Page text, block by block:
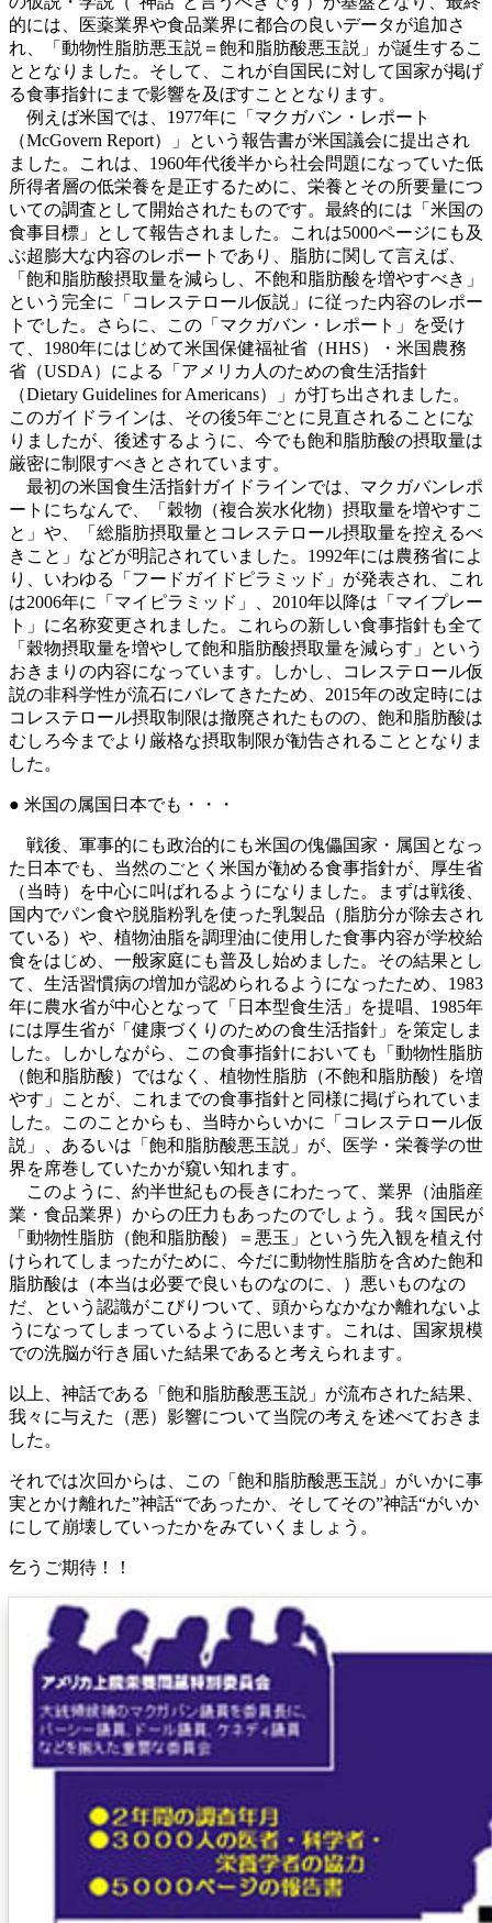
的には、医薬業界や食品業界に都合の良いデータが追加さ
れ、「動物性脂肪悪玉説＝飽和脂肪酸悪玉説」が誕生するこ
ととなりました。そして、これが自国民に対して国家が掲げ
る食事指針にまで影響を及ぼすこととなります。
例えば米国では、1977年に「マクガバン・レポート
（McGovern Report）」という報告書が米国議会に提出され
ました。これは、1960年代後半から社会問題になっていた低
所得者層の低栄養を是正するために、栄養とその所要量につ
いての調査として開始されたものです。最終的には「米国の
食事目標」として報告されました。これは5000ページにも及
ぶ超膨大な内容のレポートであり、脂肪に関して言えば、
「飽和脂肪酸摂取量を減らし、不飽和脂肪酸を増やすべき」
という完全に「コレステロール仮説」に従った内容のレポー
トでした。さらに、この「マクガバン・レポート」を受け
て、1980年にはじめて米国保健福祉省（HHS）・米国農務
省（USDA）による「アメリカ人のための食生活指針
（Dietary Guidelines for Americans）」が打ち出されました。
このガイドラインは、その後5年ごとに見直されることにな
りましたが、後述するように、今でも飽和脂肪酸の摂取量は
厳密に制限すべきとされています。
最初の米国食生活指針ガイドラインでは、マクガバンレポ
ートにちなんで、「穀物（複合炭水化物）摂取量を増やすこ
と」や、「総脂肪摂取量とコレステロール摂取量を控えるべ
きこと」などが明記されていました。1992年には農務省によ
り、いわゆる「フードガイドピラミッド」が発表され、これ
は2006年に「マイピラミッド」、2010年以降は「マイプレー
ト」に名称変更されました。これらの新しい食事指針も全て
「穀物摂取量を増やして飽和脂肪酸摂取量を減らす」という
おきまりの内容になっています。しかし、コレステロール仮
説の非科学性が流石にバレてきたため、2015年の改定時には
コレステロール摂取制限は撤廃されたものの、飽和脂肪酸は
むしろ今までより厳格な摂取制限が勧告されることとなりま
した。
● 米国の属国日本でも・・・
戦後、軍事的にも政治的にも米国の傀儡国家・属国となっ
た日本でも、当然のごとく米国が勧める食事指針が、厚生省
（当時）を中心に叫ばれるようになりました。まずは戦後、
国内でパン食や脱脂粉乳を使った乳製品（脂肪分が除去され
ている）や、植物油脂を調理油に使用した食事内容が学校給
食をはじめ、一般家庭にも普及し始めました。その結果とし
て、生活習慣病の増加が認められるようになったため、1983
年に農水省が中心となって「日本型食生活」を提唱、1985年
には厚生省が「健康づくりのための食生活指針」を策定しま
した。しかしながら、この食事指針においても「動物性脂肪
（飽和脂肪酸）ではなく、植物性脂肪（不飽和脂肪酸）を増
やす」ことが、これまでの食事指針と同様に掲げられていま
した。このことからも、当時からいかに「コレステロール仮
説」、あるいは「飽和脂肪酸悪玉説」が、医学・栄養学の世
界を席巻していたかが窺い知れます。
このように、約半世紀もの長きにわたって、業界（油脂産
業・食品業界）からの圧力もあったのでしょう。我々国民が
「動物性脂肪（飽和脂肪酸）＝悪玉」という先入観を植え付
けられてしまったがために、今だに動物性脂肪を含めた飽和
脂肪酸は（本当は必要で良いものなのに、）悪いものなの
だ、という認識がこびりついて、頭からなかなか離れないよ
うになってしまっているように思います。これは、国家規模
での洗脳が行き届いた結果であると考えられます。
以上、神話である「飽和脂肪酸悪玉説」が流布された結果、
我々に与えた（悪）影響について当院の考えを述べておきま
した。
それでは次回からは、この「飽和脂肪酸悪玉説」がいかに事
実とかけ離れた”神話“であったか、そしてその”神話“がいか
にして崩壊していったかをみていくましょう。
乞うご期待！！